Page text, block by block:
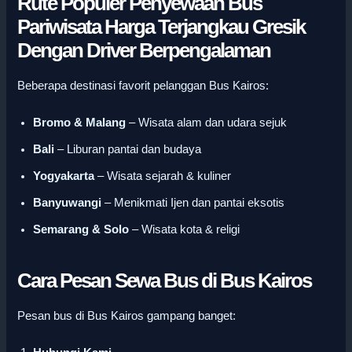
Pariwisata Harga Terjangkau Gresik
Dengan Driver Berpengalaman
Beberapa destinasi favorit pelanggan Bus Kairos:
Bromo & Malang – Wisata alam dan udara sejuk
Bali – Liburan pantai dan budaya
Yogyakarta– Wisata sejarah & kuliner
Banyuwangi – Menikmati Ijen dan pantai eksotis
Semarang & Solo – Wisata kota & religi
Cara Pesan Sewa Bus di Bus Kairos
Pesan bus di Bus Kairos gampang banget: